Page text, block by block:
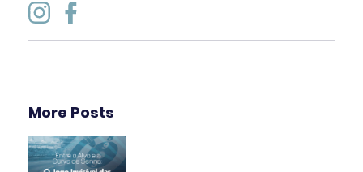
More Posts